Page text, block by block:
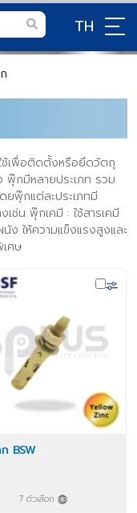
TH
เพื่อติดตั้งหรือยึดวัตถุ
กมีหลายประเภท รวม
พุ๊กแต่ละประเภทมี
ช่น พุ๊กเคมี : ใช้สารเคมี
ให้ความแข็งแรงสูงและ
ศษ
BSW
7 ตัวเลือก